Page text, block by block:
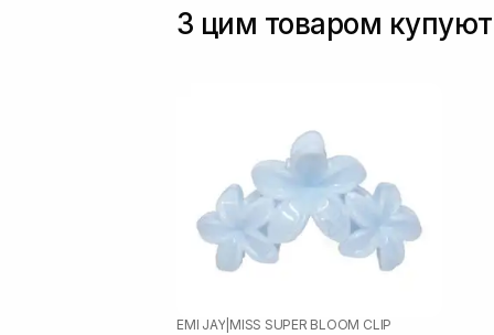
З цим товаром
EMI JAY MISS SUPER BLOOM CLIP